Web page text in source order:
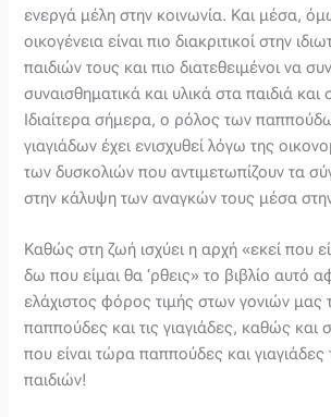
ενεργά μέλη στην κοινωνία. Και μέσα,
οικογένεια είναι πιο διακριτικοί στην
παιδιών τους και πιο διατεθειμένοι να
συναισθηματικά και υλικά στα παιδιά και
Ιδιαίτερα σήμερα, ο ρόλος των
γιαγιάδων έχει ενισχυθεί λόγω της
των δυσκολιών που αντιμετωπίζουν τα
στην κάλυψη των αναγκών τους μέσα
Καθώς στη ζωή ισχύει η αρχή «εκεί που
δω που είμαι θα ‘ρθεις» το βιβλίο αυτό
ελάχιστος φόρος τιμής στων γονιών μας
παππούδες και τις γιαγιάδες, καθώς και
που είναι τώρα παππούδες και
παιδιών!